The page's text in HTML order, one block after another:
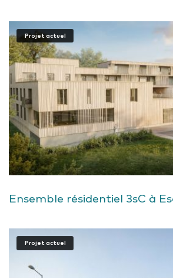
Projet actuel
Ensemble résidentiel 3sC à
Projet actuel